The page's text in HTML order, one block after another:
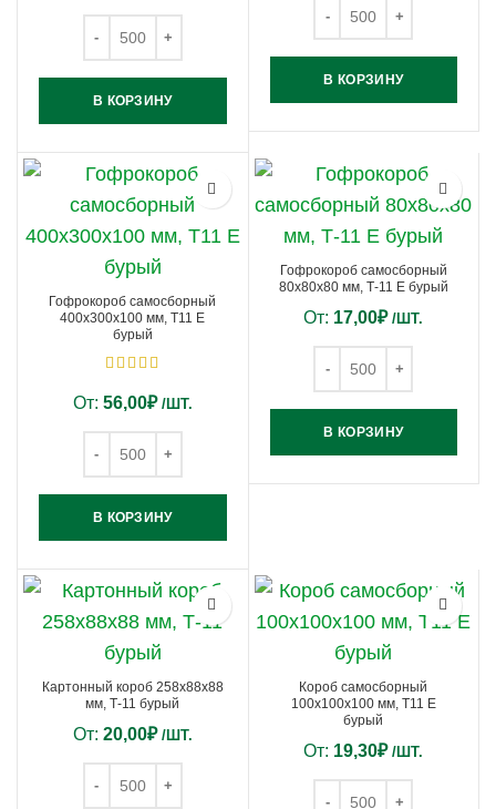
В КОРЗИНУ
В КОРЗИНУ
Гофрокороб самосборный
400х300х100 мм, Т11 E
бурый
От: 56,00₽ /ШТ.
В КОРЗИНУ
Гофрокороб самосборный
80х80х80 мм, Т-11 E бурый
От: 17,00₽ /ШТ.
В КОРЗИНУ
Картонный короб 258х88х88
мм, Т-11 бурый
От: 20,00₽ /ШТ.
Короб самосборный
100х100х100 мм, Т11 E
бурый
От: 19,30₽ /ШТ.